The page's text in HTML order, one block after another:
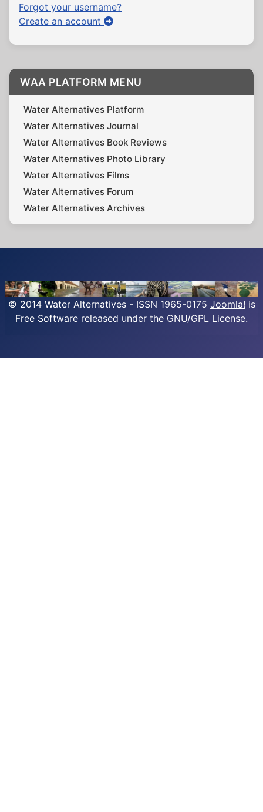
Forgot your username?
Create an account
WAA PLATFORM MENU
Water Alternatives Platform
Water Alternatives Journal
Water Alternatives Book Reviews
Water Alternatives Photo Library
Water Alternatives Films
Water Alternatives Forum
Water Alternatives Archives
© 2014 Water Alternatives - ISSN 1965-0175 Joomla! is
Free Software released under the GNU/GPL License.